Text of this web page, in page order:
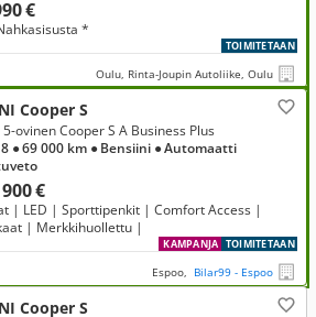
€
*
TOIMITETAAN
Oulu, Rinta-Joupin Autoliike, Oulu
Cooper S
€
5-ovinen Cooper S A Business Plus
● 69 000 km ● Bensiini ● Automaatti
| LED | Sporttipenkit | Comfort Access |
| Merkkihuollettu |
TOIMITETAAN
KAMPANJA
Espoo, Bilar99 - Espoo
Cooper S